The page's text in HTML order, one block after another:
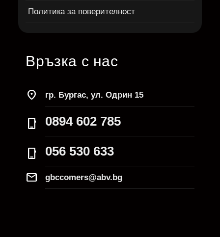
Политика за поверителност
Връзка с нас
location_on гр. Бургас, ул. Одрин 15
phone_iphone 0894 602 785
phone_iphone 056 530 633
Mail gbccomers@abv.bg